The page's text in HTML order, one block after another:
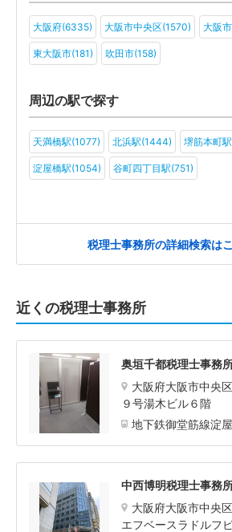
ファンド(21) 社会福祉法人(36) 医療法人
学校法人(25) 一般社団法人(39) その他
大阪府(6335) 大阪市中央区(1570) 大阪
東大阪市(181) 吹田市(158)
周辺の駅で探す
天満橋駅(1077) 北浜駅(1444) 堺筋本町
淀屋橋駅(1054) 谷町四丁目駅(751)
税理士事務所の詳細検索は
近くの税理士事務所
奥垣千都税理士事務
大阪府大阪市中央
９号湯木ビル６階
地下鉄御堂筋線淀
中西博明税理士事務
大阪府大阪市中央
エフベースラドルフ